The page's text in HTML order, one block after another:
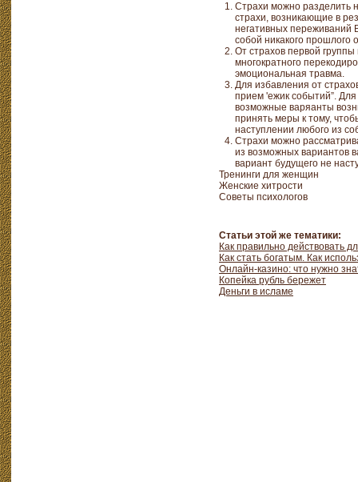
Страхи можно разделить
страхи, возникающие в
негативных переживаний
собой никакого прошлого
От страхов первой
многократного
эмоциональная травма.
Для избавления от
прием 'ежик событий”.
возможные варяанты
принять меры к тому,
наступлении любого из
Страхи можно
из возможных вариантов
вариант будущего не
Тренинги для женщин
Женские хитрости
Советы психологов
Статьи этой же тематики:
Как правильно действовать
Как стать богатым. Как
Онлайн-казино: что нужно
Копейка рубль бережет
Деньги в исламе